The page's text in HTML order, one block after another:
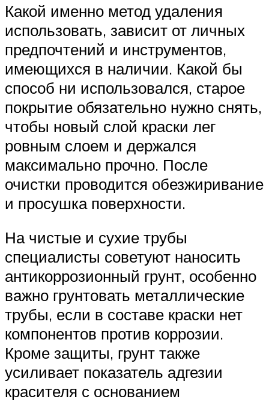
Какой именно метод удаления
использовать, зависит от личных
предпочтений и инструментов,
имеющихся в наличии. Какой бы
способ ни использовался, старое
покрытие обязательно нужно снять,
чтобы новый слой краски лег
ровным слоем и держался
максимально прочно. После
очистки проводится обезжиривание
и просушка поверхности.
На чистые и сухие трубы
специалисты советуют наносить
антикоррозионный грунт, особенно
важно грунтовать металлические
трубы, если в составе краски нет
компонентов против коррозии.
Кроме защиты, грунт также
усиливает показатель адгезии
красителя с основанием